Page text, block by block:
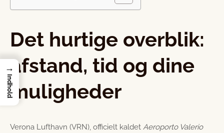
Det hurtige overblik:
afstand, tid og dine
muligheder
Verona Lufthavn (VRN), officielt kaldet Aeroporto Valerio
→
Indhold